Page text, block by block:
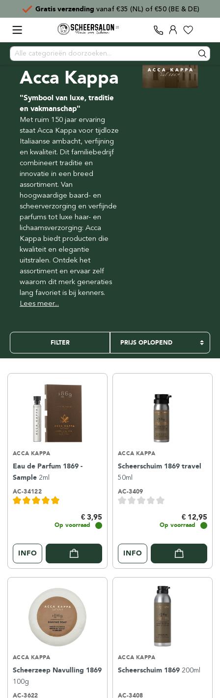
of €50 (BE & DE) Voor15:00besteld,direct
Acca Kappa
"Symbool van luxe, traditie
en vakmanschap"
Met ruim 150 jaar ervaring
staat Acca Kappa voor tijdloze
Italiaanse ambacht, verfijning
en kwaliteit. Dit familiebedrijf
combineert traditie en
innovatie in een breed
assortiment. Van
hoogwaardige baard- en
scheerverzorging en verfijnde
parfums tot luxe haar- en
lichaamsverzorging: Acca
Kappa biedt producten die
kwaliteit en elegantie
uitstralen. Ontdek het
assortiment en ervaar zelf
waarom dit merk generaties
lang favoriet is bij kenners.
Lees meer...
FILTER
ACCA KAPPA
Eau de Parfum 1869 -
Sample 2ml
AC-34122
€ 3,95
Op voorraad
INFO
ACCA KAPPA
Scheerschuim 1869 travel
50ml
AC-3409
€ 12,95
Op voorraad
INFO
ACCA KAPPA
Scheerzeep Navulling 1869
100g
AC-3622
ACCA KAPPA
Scheerschuim 1869 200ml
AC-3408